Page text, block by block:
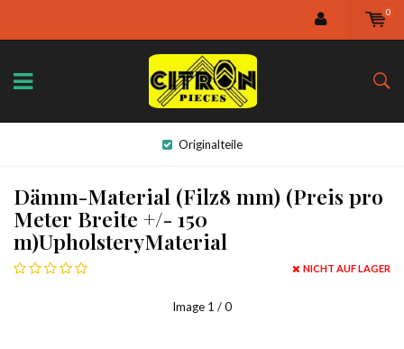
0
Originalteile
Dämm-Material (Filz8 mm) (Preis pro
Meter Breite +/- 150
m)UpholsteryMaterial
NICHT AUF LAGER
Image 1 / 0